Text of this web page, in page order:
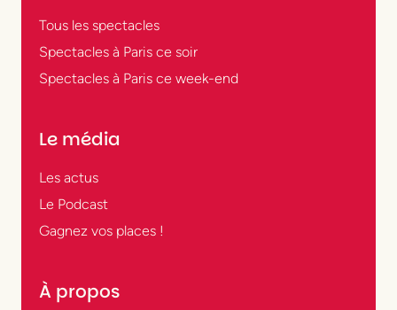
Tous les spectacles
Spectacles à Paris ce soir
Spectacles à Paris ce week-end
Le média
Les actus
Le Podcast
Gagnez vos places !
À propos